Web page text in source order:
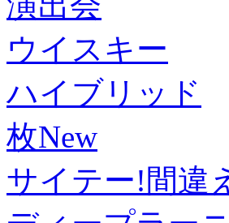
ウイスキー
ハイブリッド
枚New
サイテー!間違